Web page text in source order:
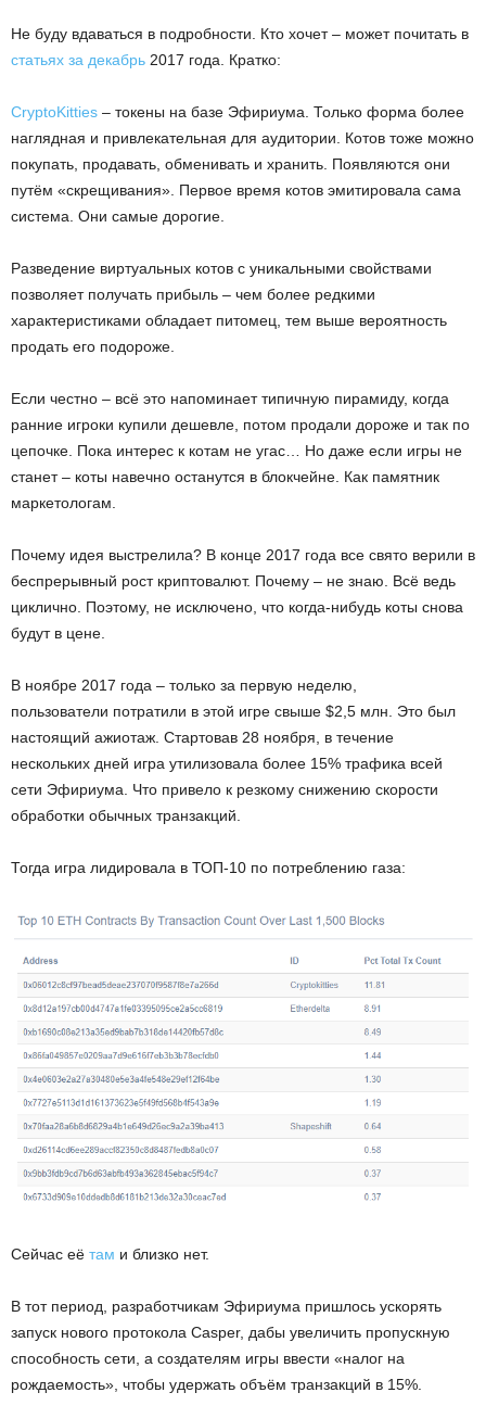
Не буду вдаваться в подробности. Кто хочет – может почитать в
статьях за декабрь 2017 года. Кратко:
CryptoKitties – токены на базе Эфириума. Только форма более
наглядная и привлекательная для аудитории. Котов тоже можно
покупать, продавать, обменивать и хранить. Появляются они
путём «скрещивания». Первое время котов эмитировала сама
система. Они самые дорогие.
Разведение виртуальных котов с уникальными свойствами
позволяет получать прибыль – чем более редкими
характеристиками обладает питомец, тем выше вероятность
продать его подороже.
Если честно – всё это напоминает типичную пирамиду, когда
ранние игроки купили дешевле, потом продали дороже и так по
цепочке. Пока интерес к котам не угас… Но даже если игры не
станет – коты навечно останутся в блокчейне. Как памятник
маркетологам.
Почему идея выстрелила? В конце 2017 года все свято верили в
беспрерывный рост криптовалют. Почему – не знаю. Всё ведь
циклично. Поэтому, не исключено, что когда-нибудь коты снова
будут в цене.
В ноябре 2017 года – только за первую неделю,
пользователи потратили в этой игре свыше $2,5 млн. Это был
настоящий ажиотаж. Стартовав 28 ноября, в течение
нескольких дней игра утилизовала более 15% трафика всей
сети Эфириума. Что привело к резкому снижению скорости
обработки обычных транзакций.
Тогда игра лидировала в ТОП-10 по потреблению газа:
Сейчас её там и близко нет.
В тот период, разработчикам Эфириума пришлось ускорять
запуск нового протокола Casper, дабы увеличить пропускную
способность сети, а создателям игры ввести «налог на
рождаемость», чтобы удержать объём транзакций в 15%.